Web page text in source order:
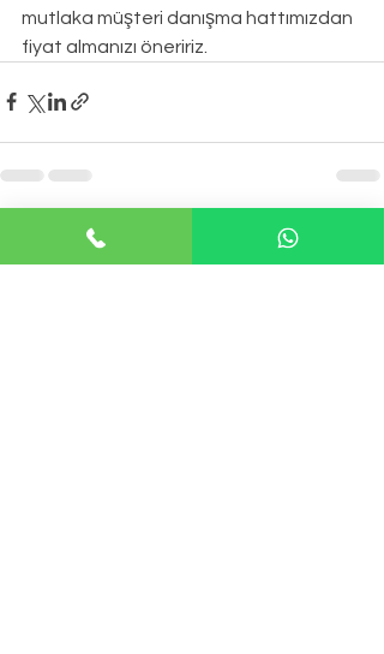
mutlaka müşteri danışma hattımızdan
fiyat almanızı öneririz.
Son Yazılar Hepsini Gör